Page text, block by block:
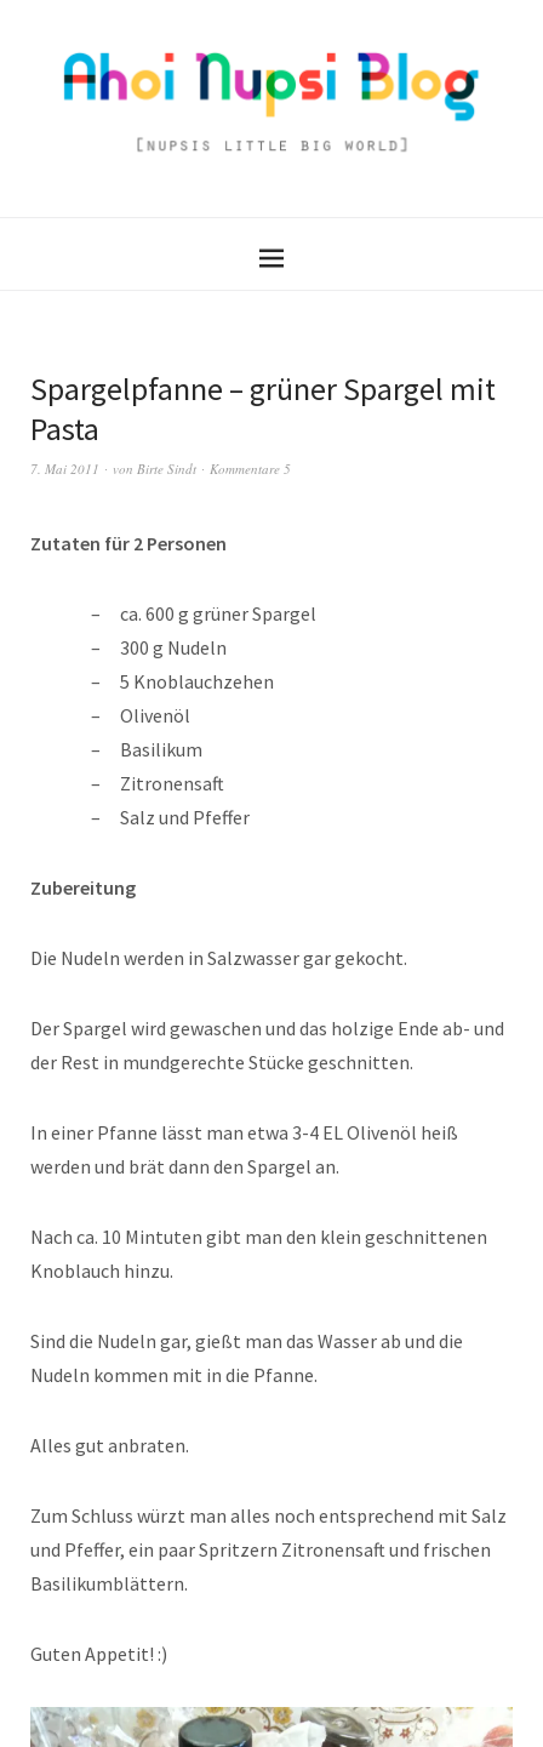
Spargelpfanne – grüner Spargel mit
Pasta
7. Mai 2011 von Birte Sindt Kommentare 5
Zutaten für 2 Personen
ca. 600 g grüner Spargel
300 g Nudeln
5 Knoblauchzehen
Olivenöl
Basilikum
Zitronensaft
Salz und Pfeffer
Zubereitung
Die Nudeln werden in Salzwasser gar gekocht.
Der Spargel wird gewaschen und das holzige Ende ab- und
der Rest in mundgerechte Stücke geschnitten.
In einer Pfanne lässt man etwa 3-4 EL Olivenöl heiß
werden und brät dann den Spargel an.
Nach ca. 10 Mintuten gibt man den klein geschnittenen
Knoblauch hinzu.
Sind die Nudeln gar, gießt man das Wasser ab und die
Nudeln kommen mit in die Pfanne.
Alles gut anbraten.
Zum Schluss würzt man alles noch entsprechend mit Salz
und Pfeffer, ein paar Spritzern Zitronensaft und frischen
Basilikumblättern.
Guten Appetit! :)